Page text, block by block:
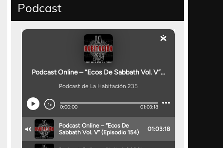
Podcast